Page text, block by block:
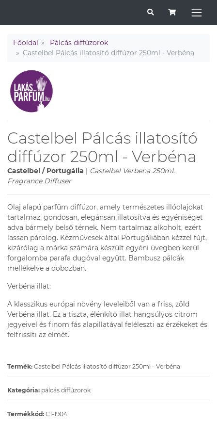
Főoldal
Pálcás diffúzorok
Castelbel Pálcás illatosító diffúzor 250ml - Verbéna
Castelbel Pálcás illatosító
diffúzor 250ml - Verbéna
Castelbel / Portugália | Castelbel Verbena 250mL
Fragrance Diffuser
Olaj alapú parfüm diffúzor, amely természetes illóolajokat
tartalmaz, gondosan, elegánsan illatosítva és egyéniséget
adva bármely belső térnek. Nem tartalmaz alkoholt, ezért
lassan párolog. Kézművesek által Portugáliában kézzel fújt,
kizárólag a márka számára készült egyéni üvegben kerül
forgalomba parafa dugóval együtt. Bambusz pálcák
mellékelve a dobozban.
Verbéna illat:
A klasszikus európai növény leveleiből van a friss, zöld
Verbéna illat. Ez a tiszta, élénkítő illat hangsúlyos citrom
jegyeivel és finom fás alapillatával feléleszti az érzékeket és
felfrissíti az elmét.
Termék: Castelbel Pálcás illatosító diffúzor 250ml - Verbéna
Kategória: pálcás diffúzorok
Termékkód: C1-1904